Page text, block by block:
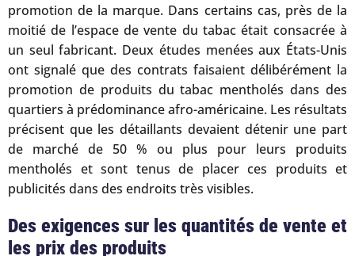
promotion de la marque. Dans certains cas, près de la
moitié de l’espace de vente du tabac était consacrée à
un seul fabricant. Deux études menées aux États-Unis
ont signalé que des contrats faisaient délibérément la
promotion de produits du tabac mentholés dans des
quartiers à prédominance afro-américaine. Les résultats
précisent que les détaillants devaient détenir une part
de marché de 50 % ou plus pour leurs produits
mentholés et sont tenus de placer ces produits et
publicités dans des endroits très visibles.
Des exigences sur les quantités de vente et
les prix des produits